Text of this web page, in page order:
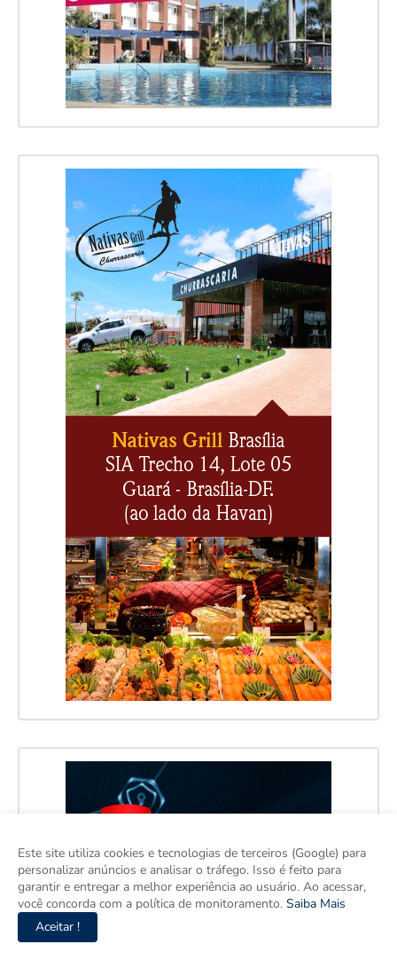
Este site utiliza cookies e tecnologias de terceiros (Google) para
personalizar anúncios e analisar o tráfego. Isso é feito para
garantir e entregar a melhor experiência ao usuário. Ao acessar,
você concorda com a política de monitoramento. Saiba Mais
Aceitar !